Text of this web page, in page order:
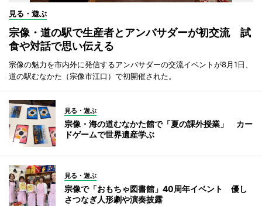
見る・遊ぶ
宗像・道の駅で生産者とアンバサダーが初交流 試
食や対話で思い伝える
宗像の魅力を市内外に発信するアンバサダーの交流イベントが8月1日、
道の駅むなかた（宗像市江口）で初開催された。
見る・遊ぶ
宗像・海の道むなかた館で「夏の課外授業」 カー
ドゲームで世界遺産学ぶ
見る・遊ぶ
宗像で「おもちゃ図書館」40周年イベント 優し
さつなぎ人形劇や演奏披露